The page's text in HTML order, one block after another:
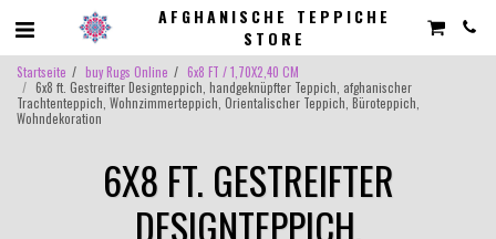
AFGHANISCHE TEPPICHE
STORE
Startseite buy Rugs Online
6x8 FT / 1,70X2,40 CM
6x8 ft. Gestreifter Designteppich, handgeknüpfter Teppich, afghanischer
Trachtenteppich, Wohnzimmerteppich, Orientalischer Teppich, Büroteppich,
Wohndekoration
6X8 FT. GESTREIFTER
DESIGNTEPPICH,